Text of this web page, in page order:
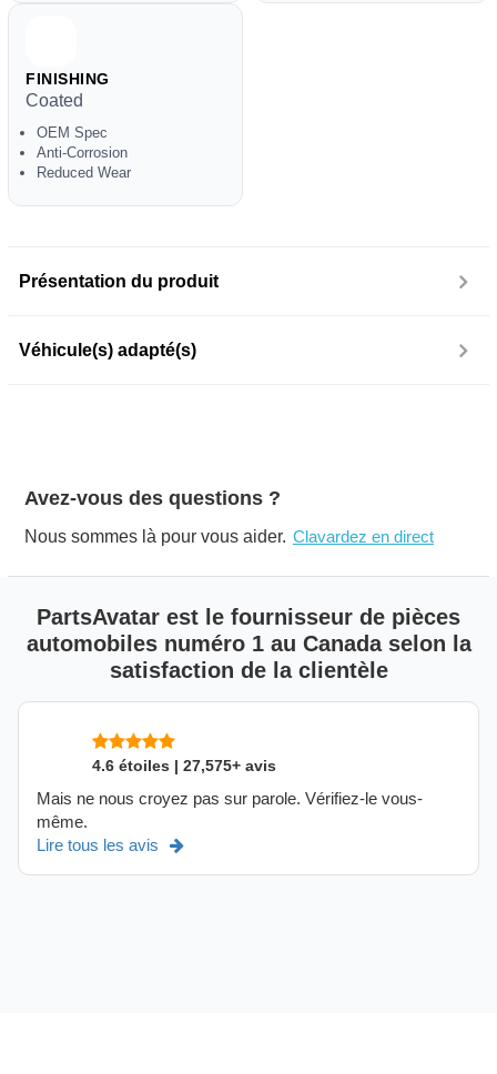
FINISHING
Coated
OEM Spec
Anti-Corrosion
Reduced Wear
Présentation du produit
Véhicule(s) adapté(s)
Avez-vous des questions ?
Nous sommes là pour vous aider. Clavardez en direct
PartsAvatar est le fournisseur de pièces
automobiles numéro 1 au Canada selon la
satisfaction de la clientèle
4.6 étoiles | 27,575+ avis
Mais ne nous croyez pas sur parole. Vérifiez-le vous-
même.
Lire tous les avis